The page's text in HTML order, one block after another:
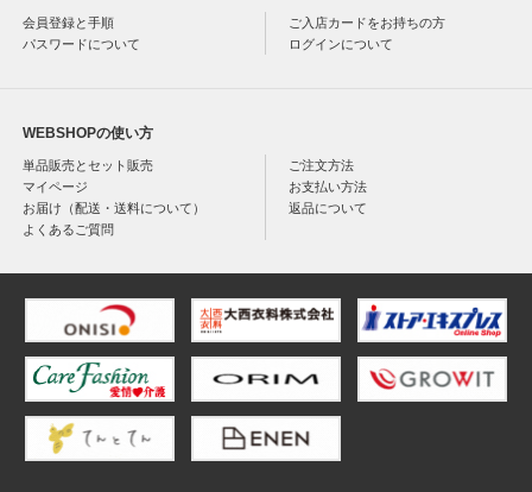
会員登録と手順
ご入店カードをお持ちの方
パスワードについて
ログインについて
WEBSHOPの使い方
単品販売とセット販売
ご注文方法
マイページ
お支払い方法
お届け（配送・送料について）
返品について
よくあるご質問